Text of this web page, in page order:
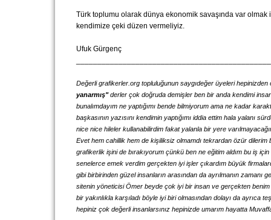
Türk toplumu olarak dünya ekonomik savaşında var
kendimize çeki düzen vermeliyiz.
Ufuk Gürgenç
Değerli grafikerler.org topluluğunun saygıdeğer üyeleri
yanarmış"derler çok doğruda demişler ben bir anda kendimi
bunalımdayım ne yaptığımı bende bilmiyorum ama ne kadar
başkasının yazısını kendimin yaptığımı iddia ettim hala yalanı
nice nice hileler kullanabilirdim fakat yalanla bir yere
Evet hem cahillik hem de kişiliksiz olmamdı tekrardan özür
grafikerlik işini de bırakıyorum çünkü ben ne eğitim aldım bu iş
senelerce emek verdim gerçekten iyi işler çıkardım büyük
gibi birbirinden güzel insanların arasından da ayrılmanın zamanı
sitenin yöneticisi Ömer beyde çok iyi bir insan ve gerçekten
bir yakınlıkla karşıladı böyle iyi biri olmasından dolayı da ayrıca
hepiniz çok değerli insanlarsınız hepinizde umarım hayatta